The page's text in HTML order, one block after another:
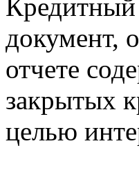
Кредитный
документ,
отчете
закрытых
целью